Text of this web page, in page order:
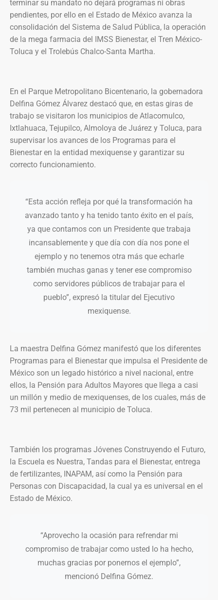
terminar su mandato no dejará programas ni obras
pendientes, por ello en el Estado de México avanza la
consolidación del Sistema de Salud Pública, la operación
de la mega farmacia del IMSS Bienestar, el Tren México-
Toluca y el Trolebús Chalco-Santa Martha.
En el Parque Metropolitano Bicentenario, la gobernadora
Delfina Gómez Álvarez destacó que, en estas giras de
trabajo se visitaron los municipios de Atlacomulco,
Ixtlahuaca, Tejupilco, Almoloya de Juárez y Toluca, para
supervisar los avances de los Programas para el
Bienestar en la entidad mexiquense y garantizar su
correcto funcionamiento.
“Esta acción refleja por qué la transformación ha
avanzado tanto y ha tenido tanto éxito en el país,
ya que contamos con un Presidente que trabaja
incansablemente y que día con día nos pone el
ejemplo y no tenemos otra más que echarle
también muchas ganas y tener ese compromiso
como servidores públicos de trabajar para el
pueblo”, expresó la titular del Ejecutivo
mexiquense.
La maestra Delfina Gómez manifestó que los diferentes
Programas para el Bienestar que impulsa el Presidente de
México son un legado histórico a nivel nacional, entre
ellos, la Pensión para Adultos Mayores que llega a casi
un millón y medio de mexiquenses, de los cuales, más de
73 mil pertenecen al municipio de Toluca.
También los programas Jóvenes Construyendo el Futuro,
la Escuela es Nuestra, Tandas para el Bienestar, entrega
de fertilizantes, INAPAM, así como la Pensión para
Personas con Discapacidad, la cual ya es universal en el
Estado de México.
“Aprovecho la ocasión para refrendar mi
compromiso de trabajar como usted lo ha hecho,
muchas gracias por ponernos el ejemplo”,
mencionó Delfina Gómez.